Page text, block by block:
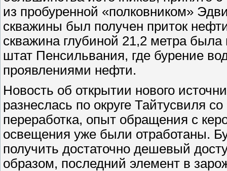
из пробуренной «полковником»
скважины был получен приток
скважина глубиной 21,2 метра
штат Пенсильвания, где бурение
проявлениями нефти.
Новость об открытии нового
разнеслась по округе Тайтусвиля
переработка, опыт обращения с
освещения уже были отработаны.
получить достаточно дешевый
образом, последний элемент в